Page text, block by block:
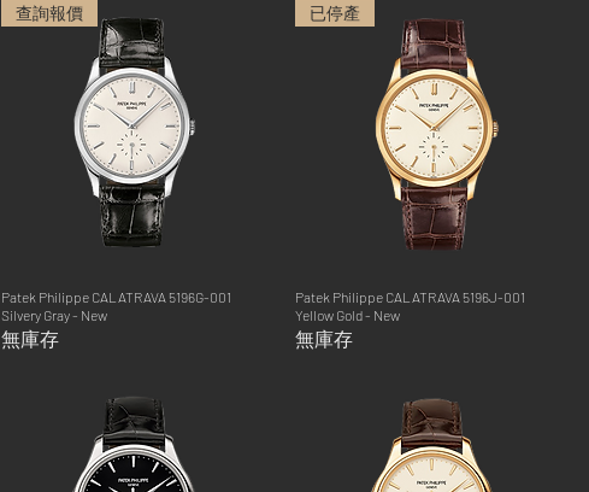
快速瀏覽
查詢報價
Patek Philippe CALATRAVA 5196G-001
Silvery Gray - New
無庫存
快速瀏覽
已停產
Patek Philippe CALATRAVA 5196J-001
Yellow Gold - New
無庫存